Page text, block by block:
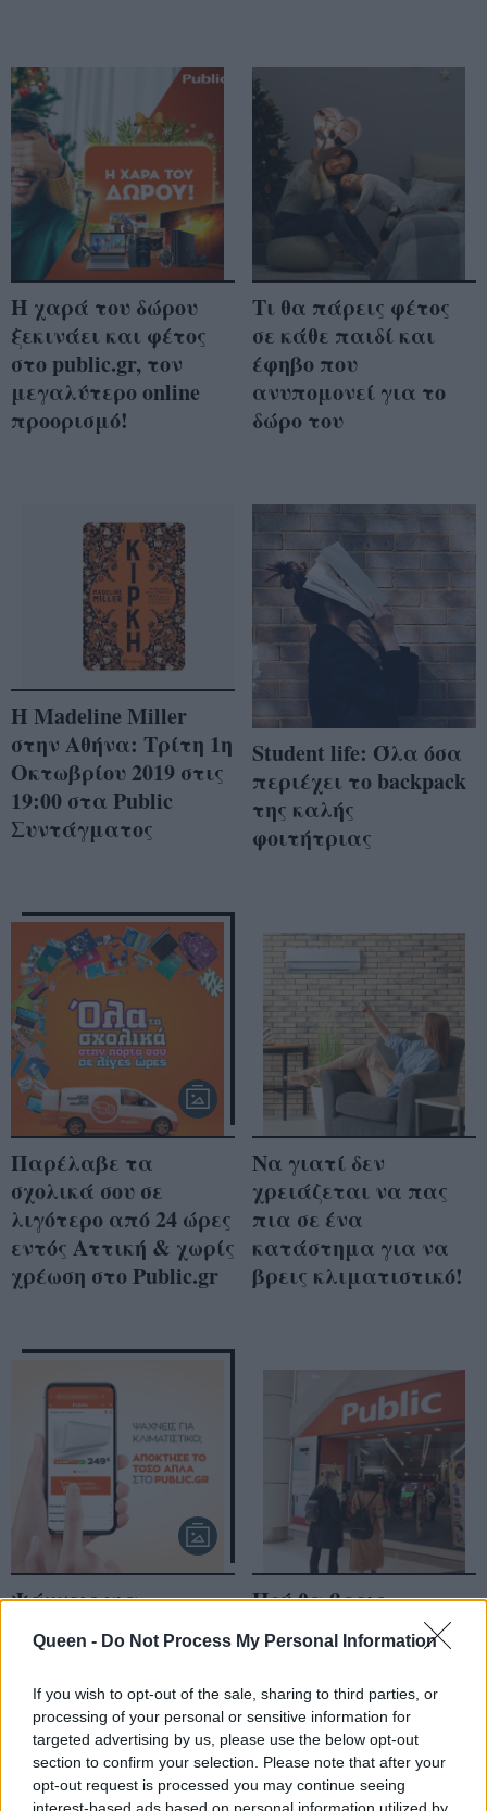
Queen - Do Not Process My Personal Information
If you wish to opt-out of the sale, sharing to third parties, or
processing of your personal or sensitive information for
targeted advertising by us, please use the below opt-out
section to confirm your selection. Please note that after your
opt-out request is processed you may continue seeing
Η χαρά του δώρου
ξεκινάει και φέτος
στο public.gr, τον
μεγαλύτερο online
προορισμό!
Τι θα πάρεις φέτος
σε κάθε παιδί και
έφηβο που
ανυπομονεί για το
δώρο του
Η Madeline Miller
στην Αθήνα: Τρίτη 1η
Οκτωβρίου 2019 στις
19:00 στα Public
Συντάγματος
Student life: Όλα όσα
περιέχει το backpack
της καλής
φοιτήτριας
Παρέλαβε τα
σχολικά σου σε
λιγότερο από 24 ώρες
εντός Αττική & χωρίς
χρέωση στο Public.gr
Να γιατί δεν
χρειάζεται να πας
πια σε ένα
κατάστημα για να
βρεις κλιματιστικό!
Ψάχνεις για
κλιματιστικό;
Απόκτησέ το ΤΟΣΟ
ΑΠΛΑ στο
PUBLIC.GR
Πού θα βρεις
πασχαλινά δώρα για
όλους; Μα στα Public
φυσικά